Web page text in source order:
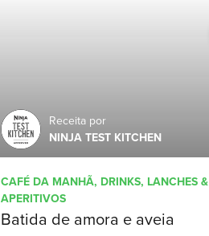
Receita por
NINJA TEST KITCHEN
CAFÉ DA MANHÃ, DRINKS, LANCHES &
APERITIVOS
Batida de amora e aveia